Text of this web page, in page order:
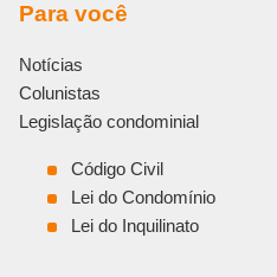
Para você
Notícias
Colunistas
Legislação condominial
Código Civil
Lei do Condomínio
Lei do Inquilinato